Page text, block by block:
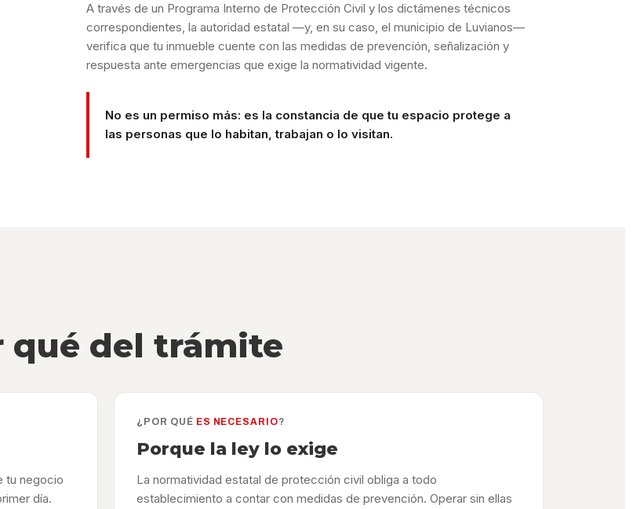
A través de un Programa Interno de Protección Civil y los dictámenes técnicos
correspondientes, la autoridad estatal —y, en su caso, el municipio de Luvianos—
verifica que tu inmueble cuente con las medidas de prevención, señalización y
respuesta ante emergencias que exige la normatividad vigente.
No es un permiso más: es la constancia de que tu espacio protege a
las personas que lo habitan, trabajan o lo visitan.
qué del trámite
tu negocio
día.
¿POR QUÉ ES NECESARIO?
Porque la ley lo exige
La normatividad estatal de protección civil obliga a todo
establecimiento a contar con medidas de prevención. Operar sin ellas